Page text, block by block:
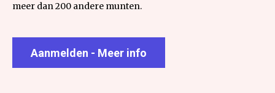
meer dan 200 andere munten.
Aanmelden - Meer info